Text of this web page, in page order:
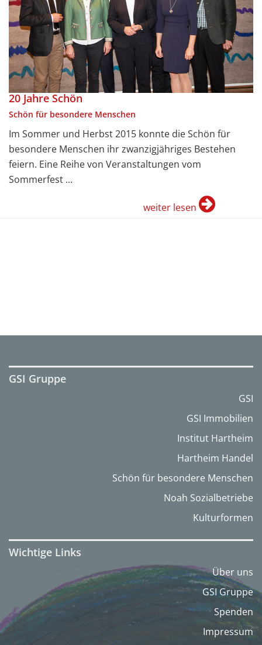
20 Jahre Schön
Schön für besondere Menschen
Im Sommer und Herbst 2015 konnte die Schön für
besondere Menschen ihr zwanzigjähriges Bestehen
feiern. Eine Reihe von Veranstaltungen vom
Sommerfest ...
weiter lesen
GSI Gruppe
GSI
GSI Immobilien
Institut Hartheim
Hartheim Handel
Schön für besondere Menschen
Noah Sozialbetriebe
Kulturformen
Wichtige Links
Über uns
GSI Gruppe
Spenden
Impressum